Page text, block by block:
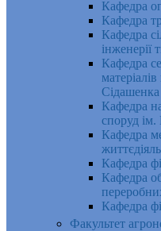
Кафедра
Кафедра
Кафедра
інженерії
Кафедра
Сідашенка
Кафедра
споруд
Кафедра
Кафедра
Кафедра
Кафедра
Факультет